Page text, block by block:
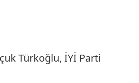
Türkoğlu, İYİ Parti